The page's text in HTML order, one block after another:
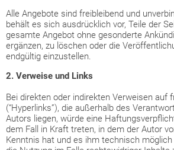
Alle Angebote sind freibleibend und
behält es sich ausdrücklich vor, Teile der
gesamte Angebot ohne gesonderte
ergänzen, zu löschen oder die
endgültig einzustellen.
2. Verweise und Links
Bei direkten oder indirekten Verweisen auf
(“Hyperlinks”), die außerhalb des
Autors liegen, würde eine
dem Fall in Kraft treten, in dem der Autor
Kenntnis hat und es ihm technisch